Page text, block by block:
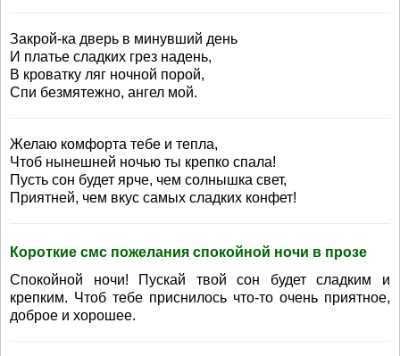
Закрой-ка дверь в минувший день
И платье сладких грез надень,
В кроватку ляг ночной порой,
Спи безмятежно, ангел мой.
Желаю комфорта тебе и тепла,
Чтоб нынешней ночью ты крепко спала!
Пусть сон будет ярче, чем солнышка свет,
Приятней, чем вкус самых сладких конфет!
Короткие смс пожелания спокойной ночи в прозе
Спокойной ночи! Пускай твой сон будет сладким и
крепким. Чтоб тебе приснилось что-то очень приятное,
доброе и хорошее.